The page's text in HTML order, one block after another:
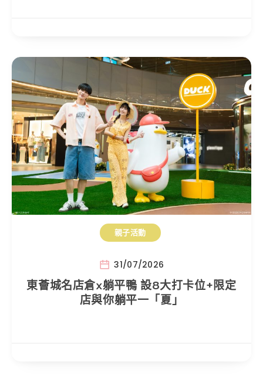
親子活動
31/07/2026
東薈城名店倉x躺平鴨 設8大打卡位+限定
店與你躺平一「夏」